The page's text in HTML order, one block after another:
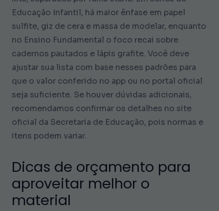
Educação Infantil, há maior ênfase em papel
sulfite, giz de cera e massa de modelar, enquanto
no Ensino Fundamental o foco recai sobre
cadernos pautados e lápis grafite. Você deve
ajustar sua lista com base nesses padrões para
que o valor conferido no app ou no portal oficial
seja suficiente. Se houver dúvidas adicionais,
recomendamos confirmar os detalhes no site
oficial da Secretaria de Educação, pois normas e
itens podem variar.
Dicas de orçamento para
aproveitar melhor o
material